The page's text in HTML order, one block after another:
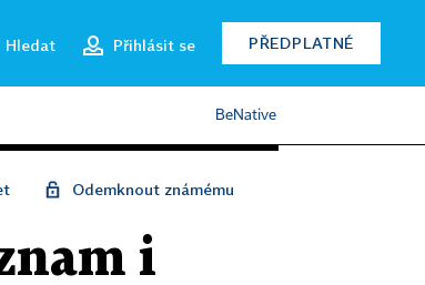
Hledat Přihlásit se PŘEDPLATNÉ
BeNative
Odemknout známému
i